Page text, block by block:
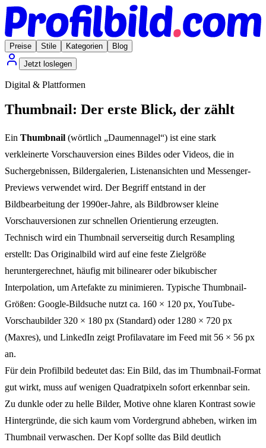
Preise Stile Kategorien
Blog
Jetzt loslegen
Digital & Plattformen
Thumbnail: Der erste Blick, der zählt
Ein Thumbnail (wörtlich „Daumennagel“) ist eine stark
verkleinerte Vorschauversion eines Bildes oder Videos, die in
Suchergebnissen, Bildergalerien, Listenansichten und Messenger-
Previews verwendet wird. Der Begriff entstand in der
Bildbearbeitung der 1990er-Jahre, als Bildbrowser kleine
Vorschauversionen zur schnellen Orientierung erzeugten.
Technisch wird ein Thumbnail serverseitig durch Resampling
erstellt: Das Originalbild wird auf eine feste Zielgröße
heruntergerechnet, häufig mit bilinearer oder bikubischer
Interpolation, um Artefakte zu minimieren. Typische Thumbnail-
Größen: Google-Bildsuche nutzt ca. 160 × 120 px, YouTube-
Vorschaubilder 320 × 180 px (Standard) oder 1280 × 720 px
(Maxres), und LinkedIn zeigt Profilavatare im Feed mit 56 × 56 px
an.
Für dein Profilbild bedeutet das: Ein Bild, das im Thumbnail-Format
gut wirkt, muss auf wenigen Quadratpixeln sofort erkennbar sein.
Zu dunkle oder zu helle Bilder, Motive ohne klaren Kontrast sowie
Hintergründe, die sich kaum vom Vordergrund abheben, wirken im
Thumbnail verwaschen. Der Kopf sollte das Bild deutlich